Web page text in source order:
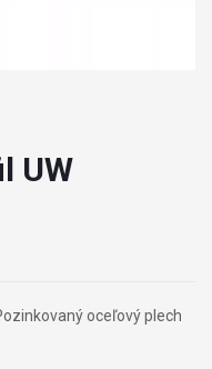
UW
oceľový plech